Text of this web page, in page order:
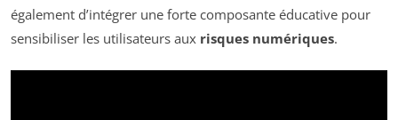
également d’intégrer une forte composante éducative pour
sensibiliser les utilisateurs aux risques numériques.